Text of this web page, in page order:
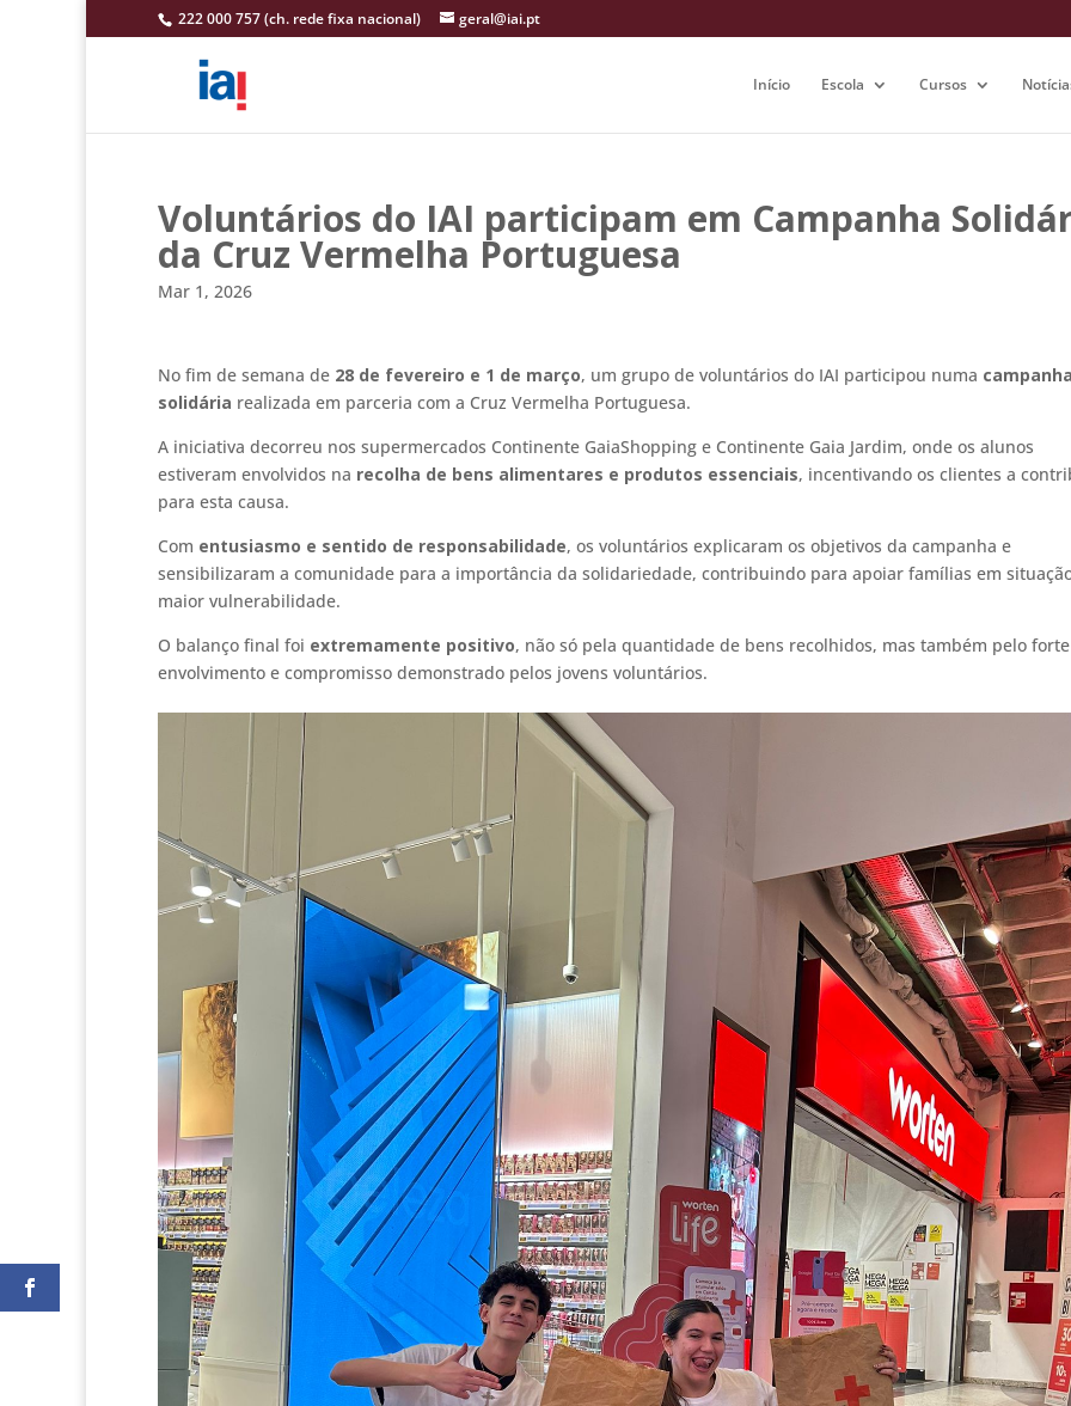
222 000 757 (ch. rede fixa nacional) geral@iai.pt
Início Escola Cursos
Voluntários do IAI participam em Campanha
da Cruz Vermelha Portuguesa
Mar 1, 2026
No fim de semana de 28 de fevereiro e 1 de março, um grupo de voluntários do IAI participou numa
solidária realizada em parceria com a Cruz Vermelha Portuguesa.
A iniciativa decorreu nos supermercados Continente GaiaShopping e Continente Gaia Jardim, onde os alunos
estiveram envolvidos na recolha de bens alimentares e produtos essenciais, incentivando os clientes a
para esta causa.
Com entusiasmo e sentido de responsabilidade, os voluntários explicaram os objetivos da campanha e
sensibilizaram a comunidade para a importância da solidariedade, contribuindo para apoiar famílias em
maior vulnerabilidade.
O balanço final foi extremamente positivo, não só pela quantidade de bens recolhidos, mas também pelo forte
envolvimento e compromisso demonstrado pelos jovens voluntários.